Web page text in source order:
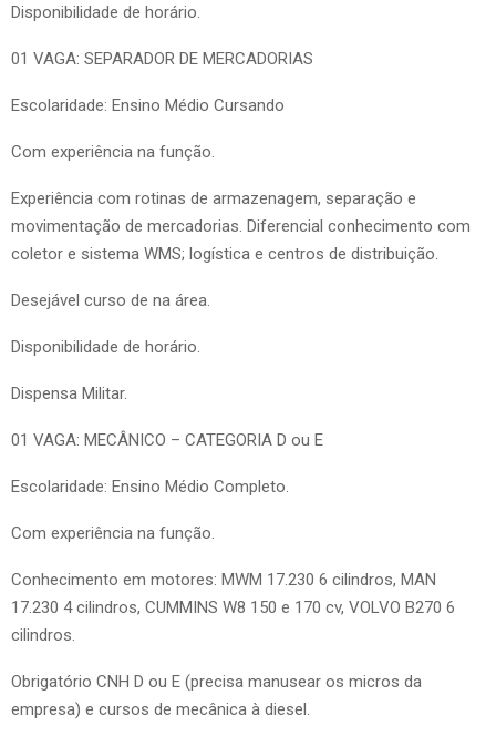
Disponibilidade de horário.
01 VAGA: SEPARADOR DE MERCADORIAS
Escolaridade: Ensino Médio Cursando
Com experiência na função.
Experiência com rotinas de armazenagem, separação e
movimentação de mercadorias. Diferencial conhecimento com
coletor e sistema WMS; logística e centros de distribuição.
Desejável curso de na área.
Disponibilidade de horário.
Dispensa Militar.
01 VAGA: MECÂNICO – CATEGORIA D ou E
Escolaridade: Ensino Médio Completo.
Com experiência na função.
Conhecimento em motores: MWM 17.230 6 cilindros, MAN
17.230 4 cilindros, CUMMINS W8 150 e 170 cv, VOLVO B270 6
cilindros.
Obrigatório CNH D ou E (precisa manusear os micros da
empresa) e cursos de mecânica à diesel.